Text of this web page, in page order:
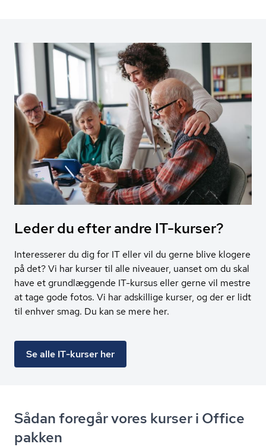
Leder du efter andre IT-kurser?
Interesserer du dig for IT eller vil du gerne blive klogere
på det? Vi har kurser til alle niveauer, uanset om du skal
have et grundlæggende IT-kursus eller gerne vil mestre
at tage gode fotos. Vi har adskillige kurser, og der er lidt
til enhver smag. Du kan se mere her.
Se alle IT-kurser her
Sådan foregår vores kurser i Office
pakken